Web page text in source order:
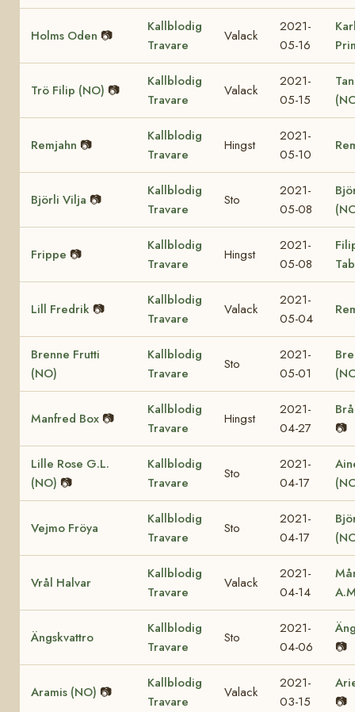
Holms Oden 📷
Kallblodig
Travare
Valack
2021-
05-16
Trö Filip (NO) 📷
Kallblodig
Travare
Valack
2021-
05-15
Remjahn 📷
Kallblodig
Travare
Hingst
2021-
05-10
Björli Vilja 📷
Kallblodig
Travare
Sto
2021-
05-08
Frippe 📷
Kallblodig
Travare
Hingst
2021-
05-08
Lill Fredrik 📷
Kallblodig
Travare
Valack
2021-
05-04
Brenne Frutti
(NO)
Kallblodig
Travare
Sto
2021-
05-01
Manfred Box 📷
Kallblodig
Travare
Hingst
2021-
04-27
📷
Lille Rose G.L.
(NO) 📷
Kallblodig
Travare
Sto
2021-
04-17
Vejmo Fröya
Kallblodig
Travare
Sto
2021-
04-17
Vrål Halvar
Kallblodig
Travare
Valack
2021-
04-14
Ängskvattro
Kallblodig
Travare
Sto
2021-
04-06
📷
Aramis (NO) 📷
Kallblodig
Travare
Valack
2021-
03-15
📷